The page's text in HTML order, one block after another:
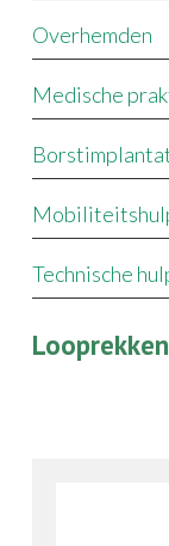
Overhemden
Medische
Technische